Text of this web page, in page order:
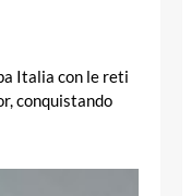
Italia con le reti
conquistando